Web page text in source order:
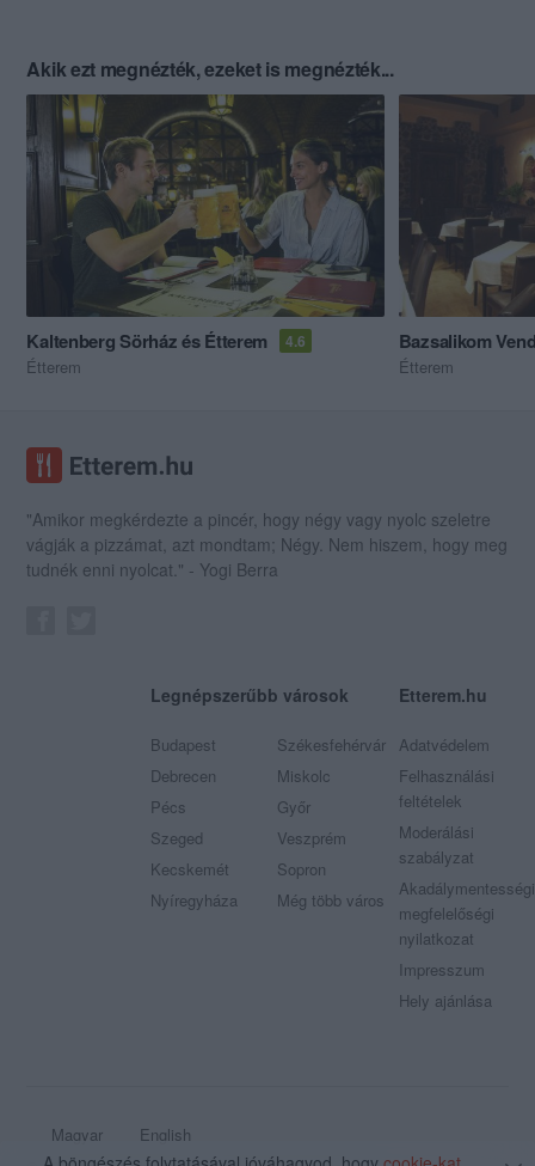
Akik ezt megnézték, ezeket is megnézték...
Kaltenberg Sörház és Étterem 4.6
Étterem
Bazsalikom
Étterem
"Amikor megkérdezte a pincér, hogy négy vagy nyolc szeletre
vágják a pizzámat, azt mondtam; Négy. Nem hiszem, hogy meg
tudnék enni nyolcat." - Yogi Berra
Legnépszerűbb városok
Budapest
Debrecen
Pécs
Szeged
Kecskemét
Nyíregyháza
Székesfehérvár
Miskolc
Győr
Veszprém
Sopron
Még több város
Etterem.hu
Adatvédelem
Felhasználási
feltételek
Moderálási
szabályzat
Akadálymentességi
megfelelőségi
nyilatkozat
Impresszum
Hely ajánlása
Magyar
English